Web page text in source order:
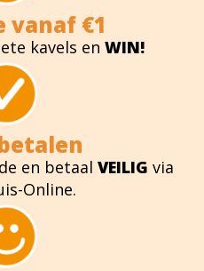
vanaf €1
kavels en WIN!
en betaal VEILIG via
Online.